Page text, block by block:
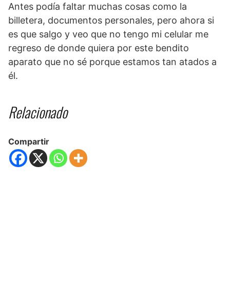
Antes podía faltar muchas cosas como la
billetera, documentos personales, pero ahora si
es que salgo y veo que no tengo mi celular me
regreso de donde quiera por este bendito
aparato que no sé porque estamos tan atados a
él.
Relacionado
Compartir